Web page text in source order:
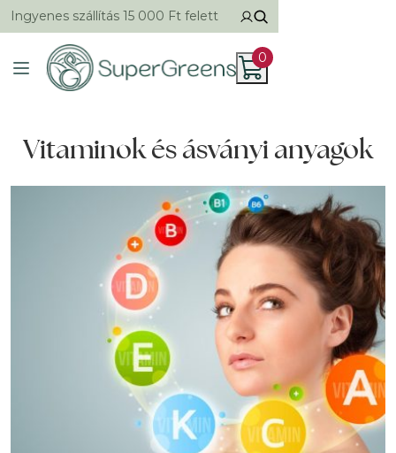
Ingyenes szállítás 15 000 Ft felett
0
Vitaminok és ásványi anyagok